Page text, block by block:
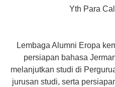
Yth Para
Lembaga Alumni Eropa
persiapan bahasa
melanjutkan studi di
jurusan studi, serta